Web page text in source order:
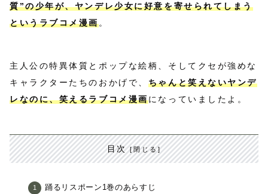
質”の少年が、ヤンデレ少女に好意を寄せられてしまう
というラブコメ漫画。
主人公の特異体質とポップな絵柄、そしてクセが強めな
キャラクターたちのおかげで、 ちゃんと笑えないヤンデ
レなのに、笑えるラブコメ漫画になっていましたよ。
目次
踊るリスポーン1巻のあらすじ